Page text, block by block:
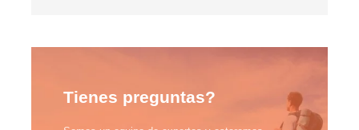
Tienes preguntas?